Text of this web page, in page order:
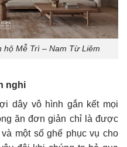
hộ Mễ Trì – Nam Từ Liêm
nghi
dây vô hình gắn kết mọi
ăn đơn giản chỉ là được
một số ghế phục vụ cho